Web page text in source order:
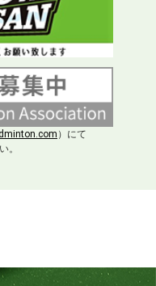
）にて
。